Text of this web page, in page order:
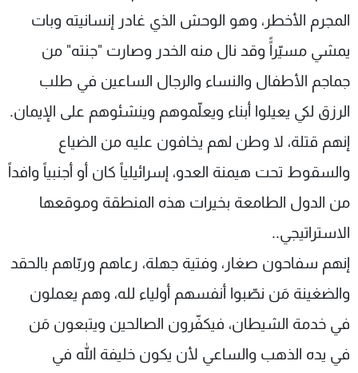
المجرم الأخطر، وهو الوحش الذي غادر إنسانيته وبات
يمشي مسيّراًً وقد نال منه الخدر وصارت "جنته" من
جماجم الأطفال والنساء والرجال الساعين في طلب
الرزق لكي يعيلوا أبناء ويعلّموهم وينشئوهم على الإيمان.
إنهم قتلة، لا وطن لهم يخافون عليه من الضياع
والسقوط تحت هيمنة العدو، إسرائيلياً كان أو أجنبياً وافداً
من الدول الطامعة بخيرات هذه المنطقة وموقعها
الاستراتيجي..
إنهم سفاحون صغار، وفتية جهلة، رعاهم وربّاهم بالحقد
والضغينة مَن نصّبوا أنفسهم أولياء لله، وهم يعملون
في خدمة الشيطان، فيكفّرون الصالحين ويتبعون مَن
في يده الذهب والساعي لأن يكون خليفة الله في